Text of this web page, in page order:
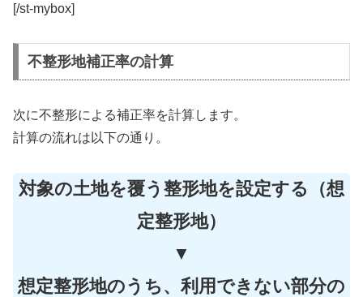
[/st-mybox]
不整形地補正率の計算
次に不整形による補正率を計算します。
計算の流れは以下の通り。
対象の土地を覆う整形地を設定する（想
定整形地）
▼
想定整形地のうち、利用できない部分の